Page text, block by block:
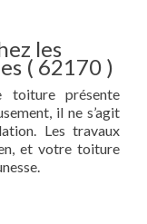
les
( 62170 )
présente
il ne s’agit
Les travaux
et votre toiture